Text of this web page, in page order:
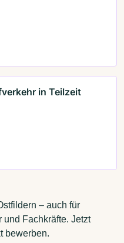
in Teilzeit
– auch für
und Fachkräfte. Jetzt
bewerben.